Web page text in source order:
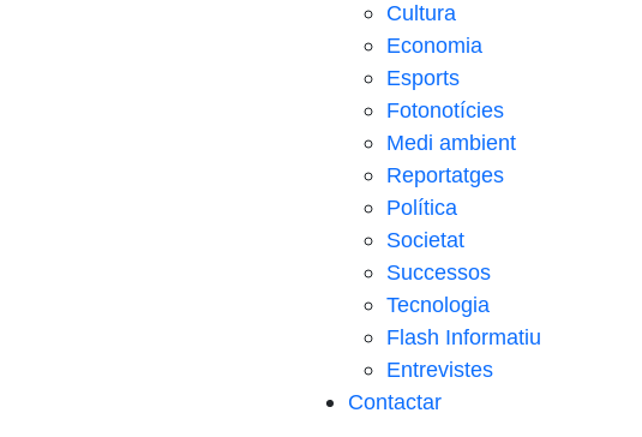
Cultura
Economia
Esports
Fotonotícies
Medi ambient
Reportatges
Política
Societat
Successos
Tecnologia
Flash Informatiu
Entrevistes
Contactar